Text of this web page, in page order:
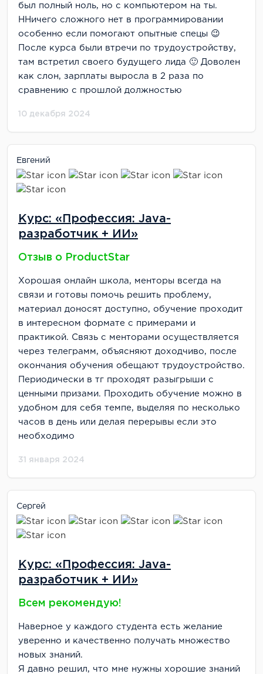
был полный ноль, но с компьютером на ты.
ННичего сложного нет в программировании
особенно если помогают опытные спецы 😉
После курса были втречи по трудоустройству,
там встретил своего будущего лида 🙂 Доволен
как слон, зарплаты выросла в 2 раза по
сравнению с прошлой должностью
10 декабря 2024
Евгений
Курс: «Профессия: Java-
разработчик + ИИ»
Отзыв о ProductStar
Хорошая онлайн школа, менторы всегда на
связи и готовы помочь решить проблему,
материал доносят доступно, обучение проходит
в интересном формате с примерами и
практикой. Связь с менторами осуществляется
через телеграмм, объясняют доходчиво, после
окончания обучения обещают трудоустройство.
Периодически в тг проходят разыгрыши с
ценными призами. Проходить обучение можно в
удобном для себя темпе, выделяя по несколько
часов в день или делая перерывы если это
необходимо
31 января 2024
Сергей
Курс: «Профессия: Java-
разработчик + ИИ»
Всем рекомендую!
Наверное у каждого студента есть желание
уверенно и качественно получать множество
новых знаний.
Я давно решил, что мне нужны хорошие знаний